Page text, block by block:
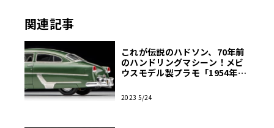
関連記事
これが伝説のハドソン、70年前
のハンドリングマシーン！メビ
ウスモデル製プラモ「1954年型
2023 5/24